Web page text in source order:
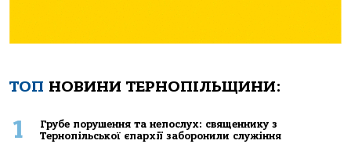
ТОП НОВИНИ ТЕРНОПІЛЬЩИНИ:
1
Грубе порушення та непослух: священнику з
Тернопільської єпархії заборонили служіння